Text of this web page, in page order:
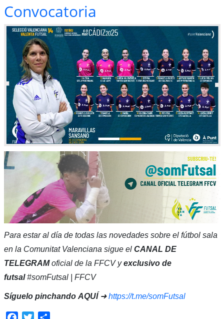
Convocatoria
Para estar al día de todas las novedades sobre el fútbol sala
en la Comunitat Valenciana sigue el CANAL DE
TELEGRAMoficial de la FFCV yexclusivo de
futsal#somFutsal | FFCV
Síguelo pinchando AQUÍ➜https://t.me/somFutsal